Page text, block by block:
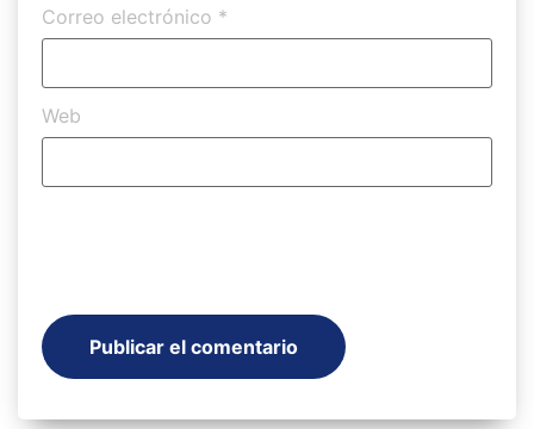
Correo electrónico *
Web